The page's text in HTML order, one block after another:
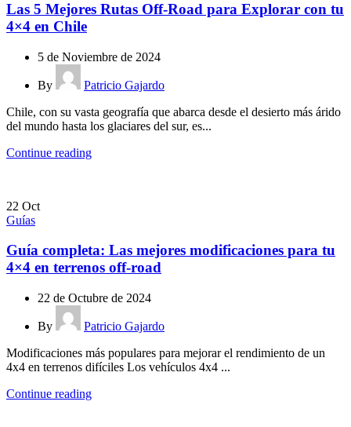
Las 5 Mejores Rutas Off-Road para Explorar con tu
4×4 en Chile
5 de Noviembre de 2024
By
Patricio Gajardo
Chile, con su vasta geografía que abarca desde el desierto más árido
del mundo hasta los glaciares del sur, es...
Continue reading
22 Oct
Guías
Guía completa: Las mejores modificaciones para tu
4×4 en terrenos off-road
22 de Octubre de 2024
By
Patricio Gajardo
Modificaciones más populares para mejorar el rendimiento de un
4x4 en terrenos difíciles Los vehículos 4x4 ...
Continue reading